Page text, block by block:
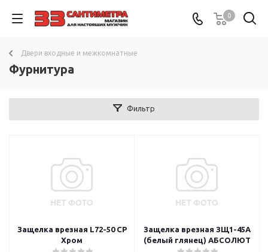
0
Двери входные и межкомнатные
Фурнитура
Фильтр
Защелка врезная L72-50 СР
Хром
Защелка врезная ЗЩ1-45А
(белый глянец) АБСОЛЮТ